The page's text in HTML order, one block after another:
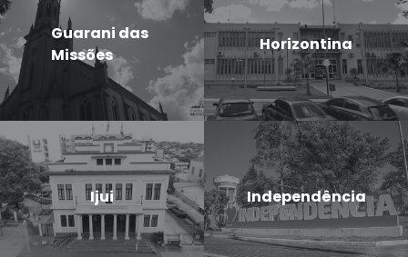
Guarani das
Missões
Horizontina
Ijui Independência